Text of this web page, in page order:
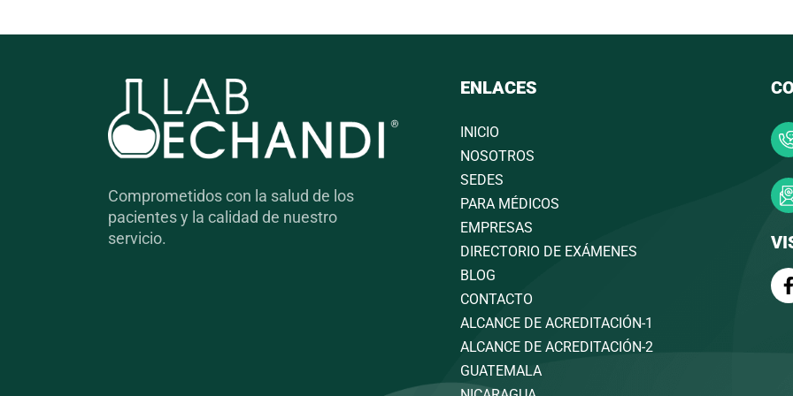
Comprometidos con la salud de los
pacientes y la calidad de nuestro
servicio.
ENLACES
INICIO
NOSOTROS
SEDES
PARA MÉDICOS
EMPRESAS
DIRECTORIO DE EXÁMENES
BLOG
CONTACTO
ALCANCE DE ACREDITACIÓN-1
ALCANCE DE ACREDITACIÓN-2
GUATEMALA
a